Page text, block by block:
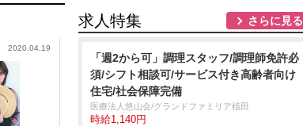
2020.04.19
求人特集 さらに見る
「週2から可」調理スタッフ/調理師免許必
須/シフト相談可/サービス付き高齢者向け
住宅/社会保障完備
医療法人悠山会/グランドファミリア植田
時給1,140円